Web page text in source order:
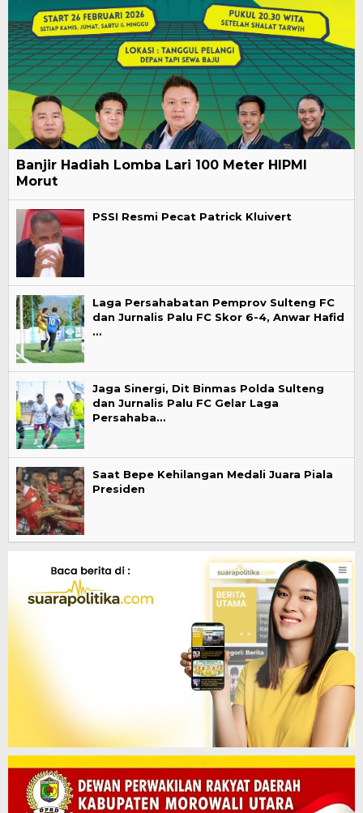
Banjir Hadiah Lomba Lari 100 Meter HIPMI
Morut
PSSI Resmi Pecat Patrick Kluivert
Laga Persahabatan Pemprov Sulteng FC
dan Jurnalis Palu FC Skor 6-4, Anwar Hafid
…
Jaga Sinergi, Dit Binmas Polda Sulteng
dan Jurnalis Palu FC Gelar Laga
Persahaba…
Saat Bepe Kehilangan Medali Juara Piala
Presiden